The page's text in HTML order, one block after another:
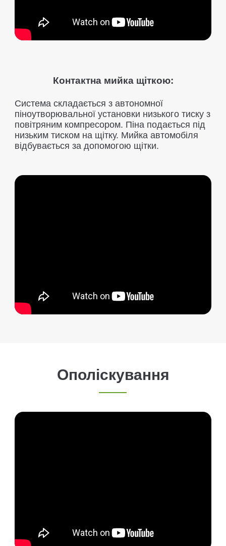
Контактна мийка щіткою:
Система складається з автономної
піноутворювальної установки низького тиску з
повітряним компресором. Піна подається під
низьким тиском на щітку. Мийка автомобіля
відбувається за допомогою щітки.
Ополіскування